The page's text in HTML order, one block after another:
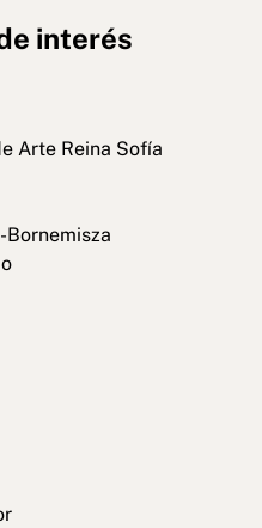
interés
Arte Reina Sofía
Bornemisza